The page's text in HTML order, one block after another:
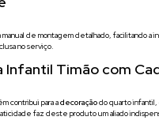
de montagem detalhado, facilitando a
no serviço.
Infantil Timão com
contribui para adecoraçãodo quarto
faz deste produto um aliado